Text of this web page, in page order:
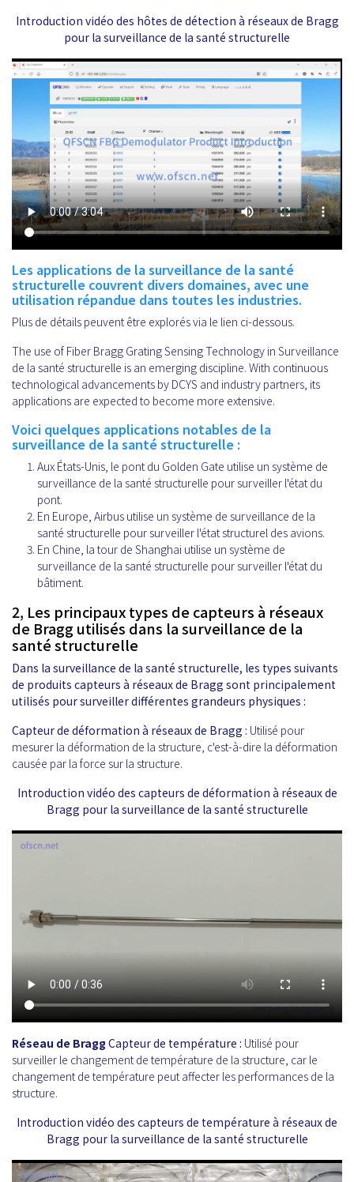
Introduction vidéo des hôtes de détection à réseaux de Bragg
pour la surveillance de la santé structurelle
Les applications de la surveillance de la santé
structurelle couvrent divers domaines, avec une
utilisation répandue dans toutes les industries.
Plus de détails peuvent être explorés via le lien ci-dessous.
The use of Fiber Bragg Grating Sensing Technology in Surveillance
de la santé structurelle is an emerging discipline. With continuous
technological advancements by DCYS and industry partners, its
applications are expected to become more extensive.
Voici quelques applications notables de la
surveillance de la santé structurelle :
Aux États-Unis, le pont du Golden Gate utilise un système de
surveillance de la santé structurelle pour surveiller l'état du
pont.
En Europe, Airbus utilise un système de surveillance de la
santé structurelle pour surveiller l'état structurel des avions.
En Chine, la tour de Shanghai utilise un système de
surveillance de la santé structurelle pour surveiller l'état du
bâtiment.
2, Les principaux types de capteurs à réseaux
de Bragg utilisés dans la surveillance de la
santé structurelle
Dans la surveillance de la santé structurelle, les types suivants
de produits capteurs à réseaux de Bragg sont principalement
utilisés pour surveiller différentes grandeurs physiques :
Capteur de déformation à réseaux de Bragg : Utilisé pour
mesurer la déformation de la structure, c'est-à-dire la déformation
causée par la force sur la structure.
Introduction vidéo des capteurs de déformation à réseaux de
Bragg pour la surveillance de la santé structurelle
Réseau de Bragg Capteur de température : Utilisé pour
surveiller le changement de température de la structure, car le
changement de température peut affecter les performances de la
structure.
Introduction vidéo des capteurs de température à réseaux de
Bragg pour la surveillance de la santé structurelle